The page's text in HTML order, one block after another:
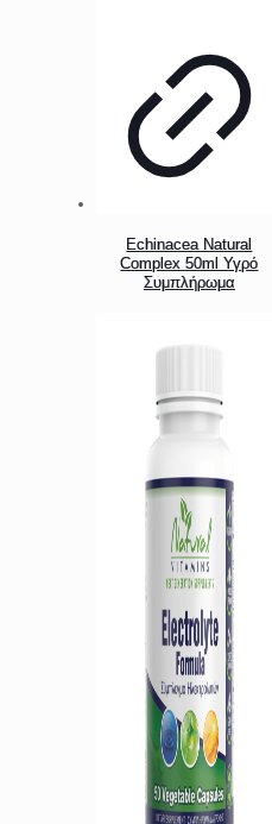
Echinacea Natural
Complex 50ml Υγρό
Συμπλήρωμα